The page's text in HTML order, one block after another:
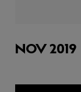
NOV 2019